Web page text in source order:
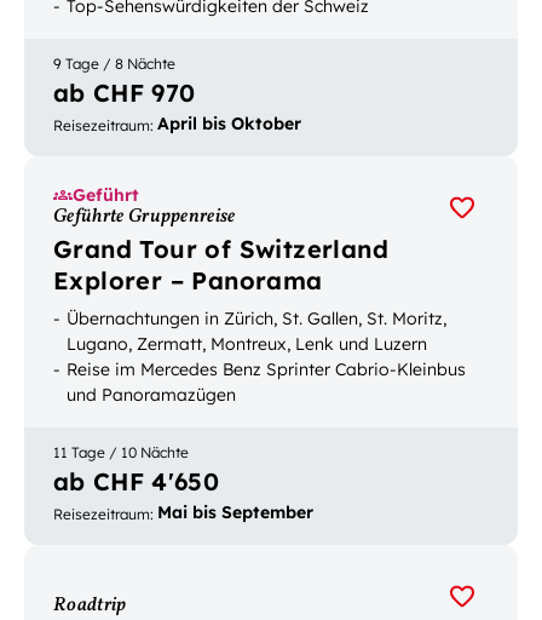
Top-Sehenswürdigkeiten der Schweiz
9 Tage / 8 Nächte
ab CHF 970
Reisezeitraum: April bis Oktober
Geführt
Geführte Gruppenreise
Grand Tour of Switzerland
Explorer – Panorama
Übernachtungen in Zürich, St. Gallen, St. Moritz,
Lugano, Zermatt, Montreux, Lenk und Luzern
Reise im Mercedes Benz Sprinter Cabrio-Kleinbus
und Panoramazügen
Erlebnisse
11 Tage / 10 Nächte
ab CHF 4'650
Reisezeitraum: Mai bis September
Roadtrip